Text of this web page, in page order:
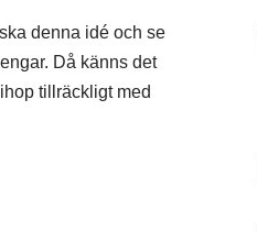
denna idé och se
Då känns det
tillräckligt med